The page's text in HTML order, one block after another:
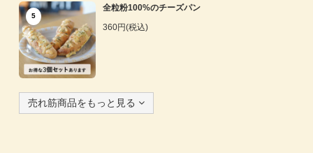
5
全粒粉100%のチーズパン
360円(税込)
売れ筋商品をもっと見る